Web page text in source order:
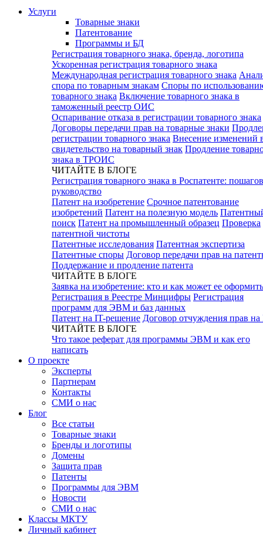
Услуги
Товарные знаки
Патентование
Программы и БД
Регистрация товарного знака, бренда, логотипа
Ускоренная регистрация товарного знака
Международная регистрация товарного знака
спора по товарным знакам Споры по
товарного знака Включение товарного знака в
таможенный реестр ОИС
Оспаривание отказа в регистрации товарного знака
Договоры передачи прав на товарные знаки
регистрации товарного знака Внесение изменений
свидетельство на товарный знак Продление
знака в ТРОИС
ЧИТАЙТЕ В БЛОГЕ
Регистрация товарного знака в Роспатенте:
руководство
Патент на изобретение Срочное патентование
изобретений Патент на полезную модель
поиск Патент на промышленный образец Проверка
патентной чистоты
Патентные исследования Патентная экспертиза
Патентные споры Договор передачи прав на
Поддержание и продление патента
ЧИТАЙТЕ В БЛОГЕ
Заявка на изобретение: кто и как может ее оформить
Регистрация в Реестре Минцифры Регистрация
программ для ЭВМ и баз данных
Патент на IT-решение Договор отчуждения прав
ЧИТАЙТЕ В БЛОГЕ
Что такое реферат для программы ЭВМ и как его
написать
О проекте
Эксперты
Партнерам
Контакты
СМИ о нас
Блог
Все статьи
Товарные знаки
Бренды и логотипы
Домены
Защита прав
Патенты
Программы для ЭВМ
Новости
СМИ о нас
Классы МКТУ
Личный кабинет